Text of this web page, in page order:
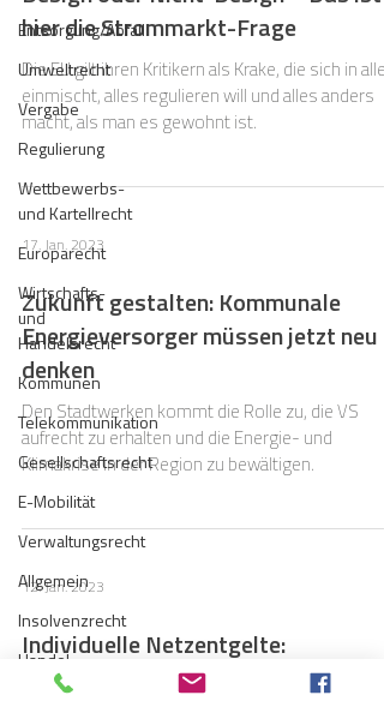
Entsorgung/Abfall
Umweltrecht
Vergabe
Regulierung
Wettbewerbs-
und Kartellrecht
Europarecht
Wirtschafts-
und
Handelsrecht
Kommunen
Telekommunikation
Gesellschaftsrecht
E-Mobilität
Verwaltungsrecht
Allgemein
Insolvenzrecht
Handel
hier die Strommarkt-Frage
Die EU gilt ihren Kritikern als Krake, die sich in alles
einmischt, alles regulieren will und alles anders
macht, als man es gewohnt ist.
17. Jan. 2023
Zukunft gestalten: Kommunale
Energieversorger müssen jetzt neu
denken
Den Stadtwerken kommt die Rolle zu, die VS
aufrecht zu erhalten und die Energie- und
Klimakrise in der Region zu bewältigen.
12. Jan. 2023
Individuelle Netzentgelte:
Beschwerde gegen finale Festlegung